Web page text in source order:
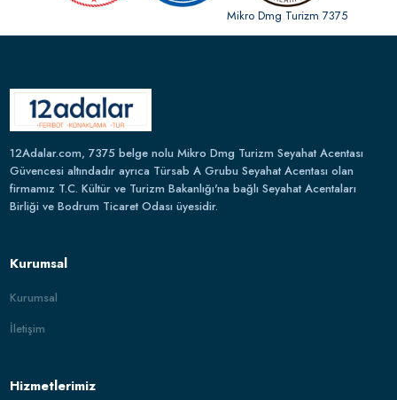
Mikro Dmg Turizm 7375
12Adalar.com, 7375 belge nolu Mikro Dmg Turizm Seyahat Acentası
Güvencesi altındadır ayrıca Türsab A Grubu Seyahat Acentası olan
firmamız T.C. Kültür ve Turizm Bakanlığı'na bağlı Seyahat Acentaları
Birliği ve Bodrum Ticaret Odası üyesidir.
Kurumsal
Kurumsal
İletişim
Hizmetlerimiz